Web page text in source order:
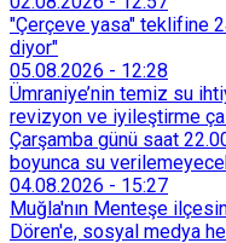
"Çerçeve yasa" teklifine
diyor"
05.08.2026 - 12:28
Ümraniye’nin temiz su
revizyon ve iyileştirme
Çarşamba günü saat
boyunca su
04.08.2026 - 15:27
Muğla'nın Menteşe
Dören'e, sosyal medya